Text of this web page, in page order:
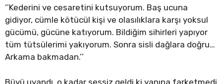
‘’Kederini ve cesaretini kutsuyorum. Baş ucuna
gidiyor, cümle kötücül kişi ve olasılıklara karşı yoksul
gücümü, gücüne katıyorum. Bildiğim sihirleri yapıyor
tüm tütsülerimi yakıyorum. Sonra sisli dağlara doğru…
Arkama bakmadan.’’
Büyü uyandı, o kadar sessiz geldi ki yanına farketmedi